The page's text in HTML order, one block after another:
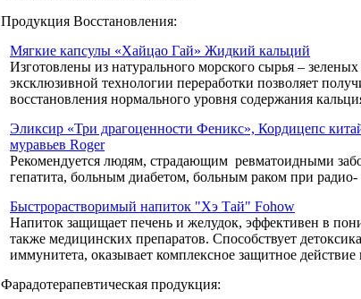
Продукция Восстановления:
Мягкие капсулы «Хайцао Гай» Жидкий кальций
Изготовлены из натурального морского сырья –
эксклюзивной технологии переработки позволяет
восстановления нормального уровня содержания
Эликсир «Три драгоценности Феникс», Кордицепс
муравьев Roger
Рекомендуется людям, страдающим ревматоидными
гепатита, больным диабетом, больным раком при
Быстрорастворимый напиток "Хэ Тай" Fohow
Напиток защищает печень и желудок, эффективен в
также медицинских препаратов. Способствует
иммунитета, оказывает комплексное защитное действие
Фарадотерапевтическая продукция: